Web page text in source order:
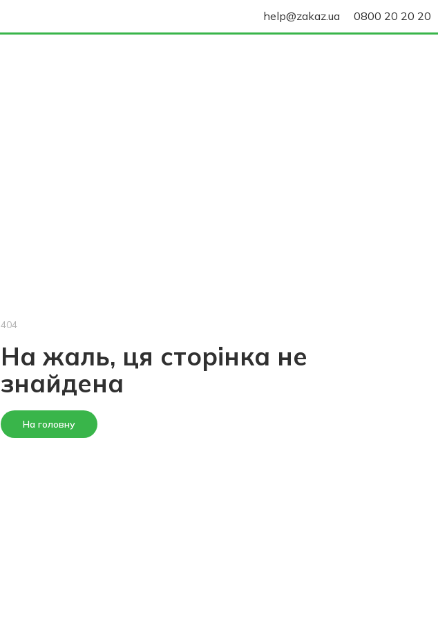
help@zakaz.ua 0800 20 20 20
404
На жаль, ця сторінка не
знайдена
На головну